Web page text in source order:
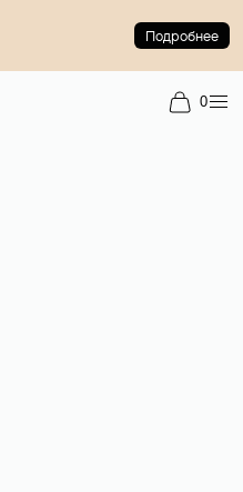
Подробнее
0